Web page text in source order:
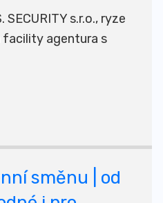
SECURITY s.r.o., ryze
facility agentura s
směnu | od